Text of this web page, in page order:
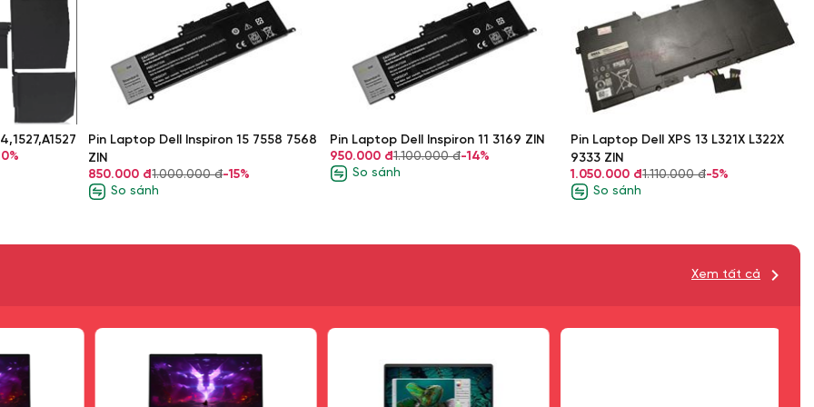
Cũ Uy Tín
Đa, Hà Nội.
Pin Laptop Dell Inspiron 15 7558 7568
ZIN
850.000 đ1.000.000 đ-15%
So sánh
Pin Laptop Dell Inspiron 11 3169 ZIN
950.000 đ1.100.000 đ-14%
So sánh
Pin Laptop Dell XPS 13 L321X L322X
9333 ZIN
1.050.000 đ1.110.000 đ-5%
So sánh
Xem tất cả